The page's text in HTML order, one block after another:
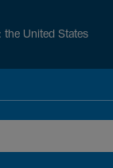
the United States